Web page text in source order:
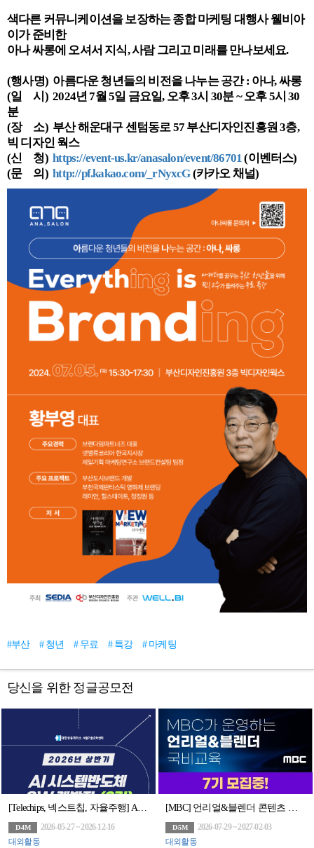
색다른 커뮤니케이션을 보장하는 종합 마케팅 대행사 웰비아
이가 준비한
아나 싸롱에 오셔서 지식, 사람 그리고 미래를 만나보세요.
(행사명) 아름다운 청년들의 비전을 나누는 공간 : 아나, 싸롱
(일 시) 2024년 7월 5일 금요일, 오후 3시 30분 ~ 오후 5시 30
분
(장 소) 부산 해운대구 센텀동로 57 부산디자인진흥원 3층,
빅 디자인 웍스
(신 청)https://event-us.kr/anasalon/event/86701(이벤터스)
(문 의)http://pf.kakao.com/_rNyxcG(카카오 채널)
#부산 # 청년 # 무료 # 특강 # 마케팅
당신을 위한 정글공모전
[Telechips, 넥스트칩, 자율주행] AI 시스템반도체 SW개발자 (2기)채용연계과정
D-4M
2026-05-27 ~ 2026-12-16
대외활동
[MBC] 언리얼&블렌더 콘텐츠 전문가 과정 7기 모집 (~7/29)
D-5M
2026-07-29 ~ 2027-02-03
대외활동